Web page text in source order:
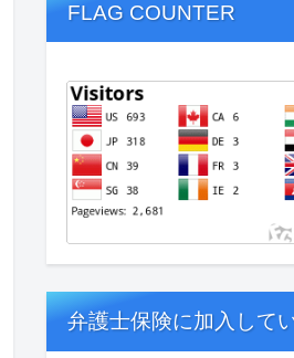
FLAG COUNTER
弁護士保険に加入して